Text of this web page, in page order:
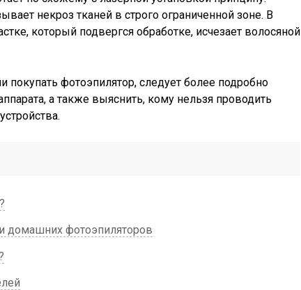
некроз тканей в строго ограниченной зоне. В
который подвергся обработке, исчезает волосяной
покупать фотоэпилятор, следует более подробно
а также выяснить, кому нельзя проводить
домашних фотоэпиляторов